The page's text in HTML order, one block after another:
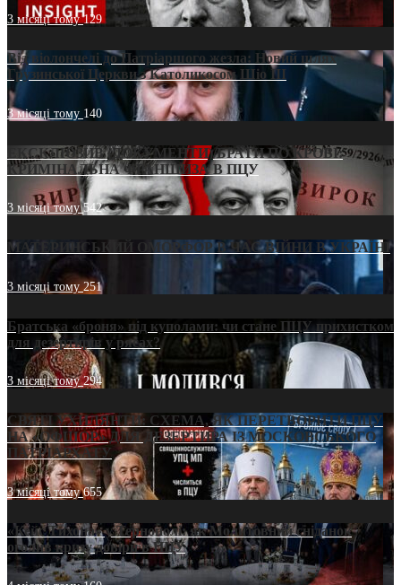
3 місяці тому129
Від віолончелі до Патріаршого жезла: Новий шлях
Грузинської Церкви з Католикосом Шіо III
3 місяці тому 140
ЕКСКЛЮЗИВ (ДОКУМЕНТИ)/БРАТИ ПО КРОВІ:
КРИМІНАЛЬНА ФРАНШИЗА В ПЦУ
3 місяці тому542
МАТЕРИНСЬКИЙ ОМОРФОР В ЧАС ВІЙНИ В УКРАЇНІ
3 місяці тому251
Братська «броня» під куполами: чи стане ПЦУ прихистком
для дезертирів у рясах?
3 місяці тому294
СВЯТІ УХИЛЯНТИ: СХЕМА, ЯК ПЕРЕТВОРИТИ ПЦУ
НА «ОФШОР» ДЛЯ ДЕЗЕРТИРА ІЗ МОСКОВСЬКОГО
ПАТРІАРХАТУ
3 місяці тому655
«Кейс Тихона» у Тернополі: як Молитовний сніданок
оголив кризу довіри в ПЦУ